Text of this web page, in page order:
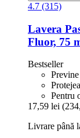
4.7 (315)
Lavera
Fluor, 75
Bestseller
Pentru
17,59 lei
Livrare până